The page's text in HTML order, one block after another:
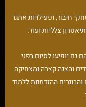
חיבור, ופעילויות אתגר
צלליות ועוד.
גם יופיעו לסיום בפני
והצגה קצרה ומצחיקה.
ההזדמנות ללמוד